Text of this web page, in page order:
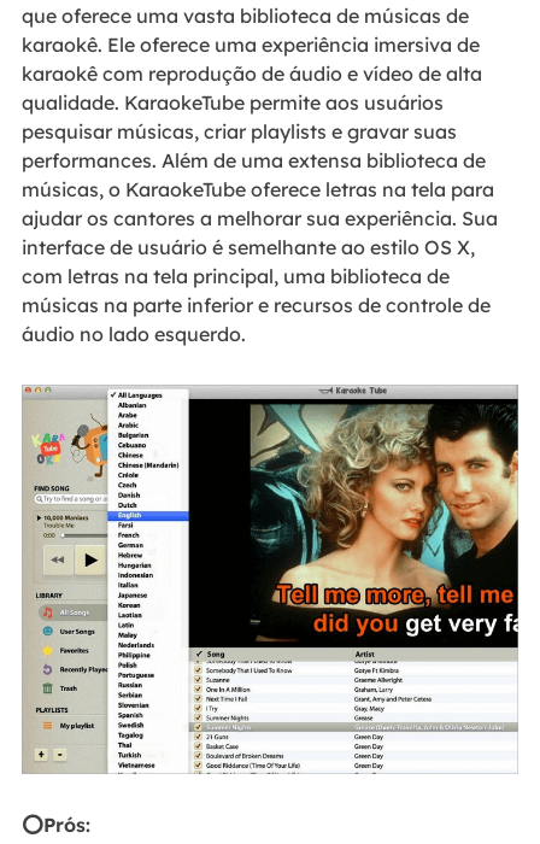
que oferece uma vasta biblioteca de músicas de
karaokê. Ele oferece uma experiência imersiva de
karaokê com reprodução de áudio e vídeo de alta
qualidade. KaraokeTube permite aos usuários
pesquisar músicas, criar playlists e gravar suas
performances. Além de uma extensa biblioteca de
músicas, o KaraokeTube oferece letras na tela para
ajudar os cantores a melhorar sua experiência. Sua
interface de usuário é semelhante ao estilo OS X,
com letras na tela principal, uma biblioteca de
músicas na parte inferior e recursos de controle de
áudio no lado esquerdo.
⭕Prós: